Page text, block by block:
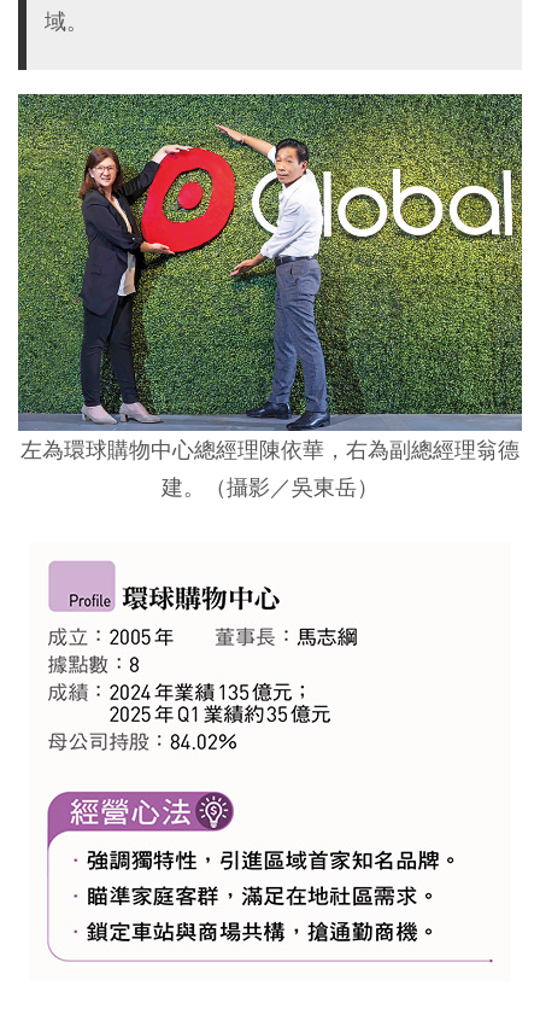
域。
左為環球購物中心總經理陳依華，右為副總經理翁德
建。（攝影／吳東岳）